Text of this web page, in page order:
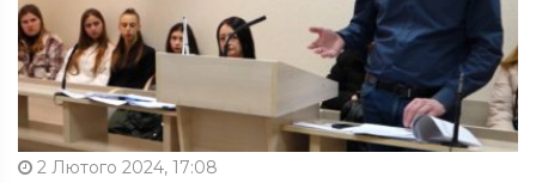
2 Лютого 2024, 17:08